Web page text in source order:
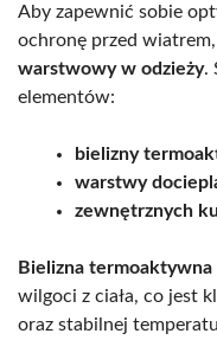
Aby zapewnić sobie
ochronę przed
warstwowy w odzieży.
elementów:
bielizny
warstwy
zewnętrznych
Bielizna termoaktywna
wilgoci z ciała, co jest
oraz stabilnej